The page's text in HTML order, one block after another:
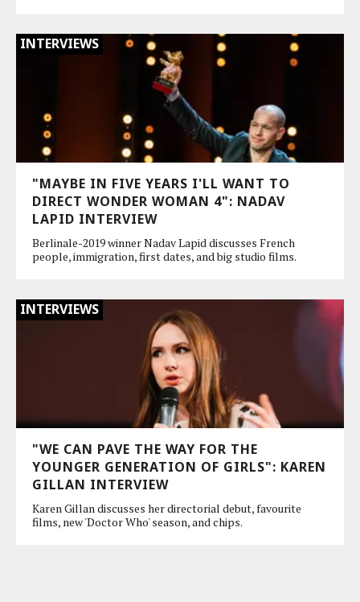
INTERVIEWS
"MAYBE IN FIVE YEARS I'LL WANT TO
DIRECT WONDER WOMAN 4": NADAV
LAPID INTERVIEW
Berlinale-2019 winner Nadav Lapid discusses French
people, immigration, first dates, and big studio films.
INTERVIEWS
"WE CAN PAVE THE WAY FOR THE
YOUNGER GENERATION OF GIRLS": KAREN
GILLAN INTERVIEW
Karen Gillan discusses her directorial debut, favourite
films, new 'Doctor Who' season, and chips.